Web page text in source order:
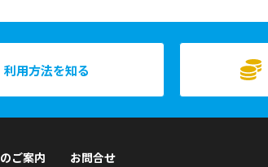
利用方法を知る
ご案内 お問合せ